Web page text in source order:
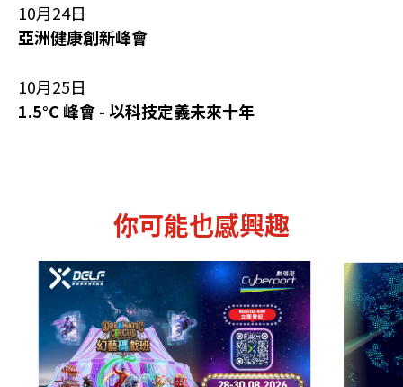
10月24日
亞洲健康創新峰會
10月25日
1.5°C 峰會 - 以科技定義未來十年
你可能也感興趣